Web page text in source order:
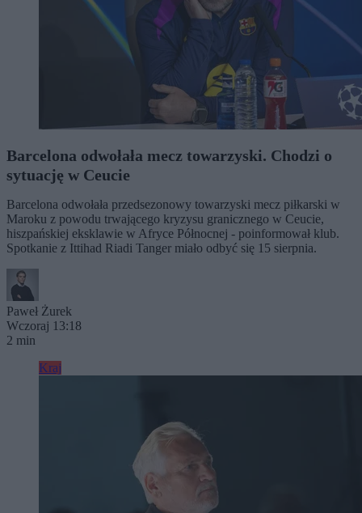
Barcelona odwołała mecz towarzyski. Chodzi o
sytuację w Ceucie
Barcelona odwołała przedsezonowy towarzyski mecz piłkarski w
Maroku z powodu trwającego kryzysu granicznego w Ceucie,
hiszpańskiej eksklawie w Afryce Północnej - poinformował klub.
Spotkanie z Ittihad Riadi Tanger miało odbyć się 15 sierpnia.
Paweł Żurek
Wczoraj 13:18
2 min
Kraj